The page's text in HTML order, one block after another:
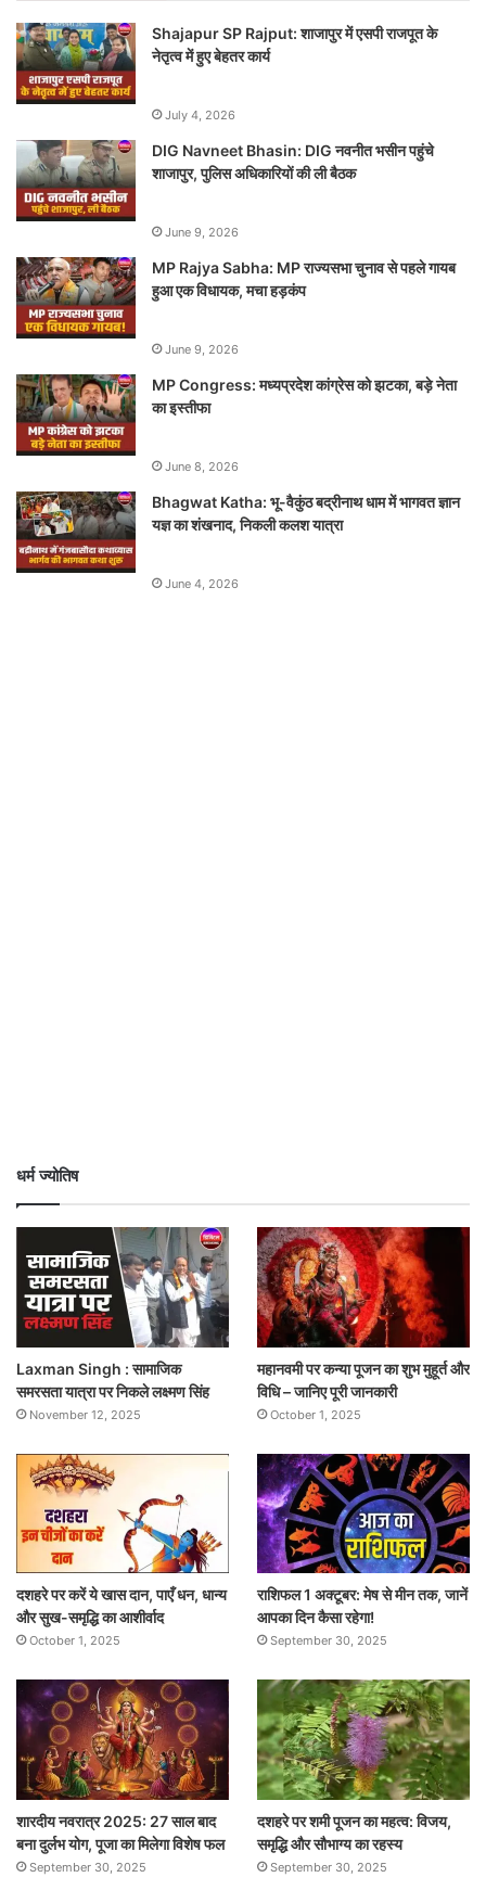
Shajapur SP Rajput: शाजापुर में एसपी राजपूत के
नेतृत्व में हुए बेहतर कार्य
July 4, 2026
DIG Navneet Bhasin: DIG नवनीत भसीन पहुंचे
शाजापुर, पुलिस अधिकारियों की ली बैठक
June 9, 2026
MP Rajya Sabha: MP राज्यसभा चुनाव से पहले गायब
हुआ एक विधायक, मचा हड़कंप
June 9, 2026
MP Congress: मध्यप्रदेश कांग्रेस को झटका, बड़े नेता
का इस्तीफा
June 8, 2026
Bhagwat Katha: भू-वैकुंठ बद्रीनाथ धाम में भागवत ज्ञान
यज्ञ का शंखनाद, निकली कलश यात्रा
June 4, 2026
धर्म ज्योतिष
Laxman Singh : सामाजिक
समरसता यात्रा पर निकले लक्ष्मण सिंह
November 12, 2025
महानवमी पर कन्या पूजन का शुभ मुहूर्त और
विधि – जानिए पूरी जानकारी
October 1, 2025
दशहरे पर करें ये खास दान, पाएँ धन, धान्य
और सुख-समृद्धि का आशीर्वाद
October 1, 2025
राशिफल 1 अक्टूबर: मेष से मीन तक, जानें
आपका दिन कैसा रहेगा!
September 30, 2025
शारदीय नवरात्र 2025: 27 साल बाद
बना दुर्लभ योग, पूजा का मिलेगा विशेष फल
September 30, 2025
दशहरे पर शमी पूजन का महत्व: विजय,
समृद्धि और सौभाग्य का रहस्य
September 30, 2025